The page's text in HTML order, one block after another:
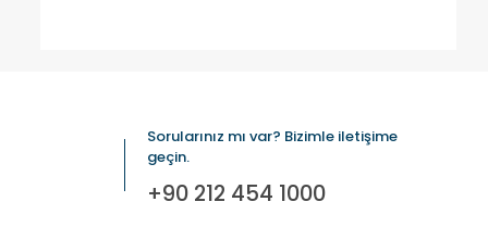
Sorularınız mı var? Bizimle iletişime
geçin.
+90 212 454 1000